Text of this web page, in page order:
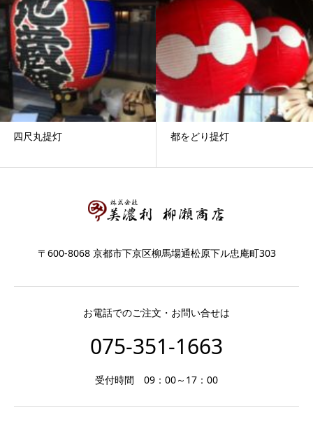
四尺丸提灯 都をどり提灯
〒600-8068 京都市下京区柳馬場通松原下ル忠庵町303
お電話でのご注文・お問い合せは
075-351-1663
受付時間 09：00～17：00